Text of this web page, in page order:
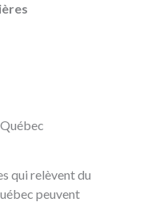
qui relèvent du
peuvent